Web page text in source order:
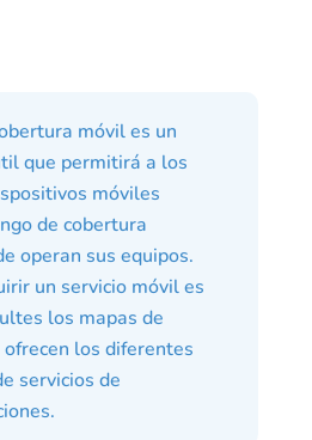
móvil es un
que permitirá a los
móviles
de cobertura
operan sus equipos.
un servicio móvil es
los mapas de
los diferentes
servicios de